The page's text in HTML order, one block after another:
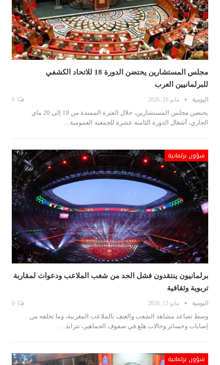
مجلس المستشارين يحتضن الدورة 18 للاتحاد الكشفي
للبرلمانيين العرب
اليومية مايو 16, 2026
يحتضن مجلس المستشارين، خلال الفترة الممتدة من 18 إلى 20 ماي
الجاري، أشغال الدورة الثامنة عشرة للجمعية العمومية…
شؤون برلمانية
برلمانيون ينتقدون فشل الحد من شغب الملاعب ودعوات لمقاربة
تربوية وثقافية
اليومية مايو 13, 2026
وسط تصاعد مشاهد الشغب والعنف بالملاعب المغربية، وما تخلفه من
إصابات وخسائر وحالات هلع في صفوف الجماهير، تتزايد…
شؤون برلمانية